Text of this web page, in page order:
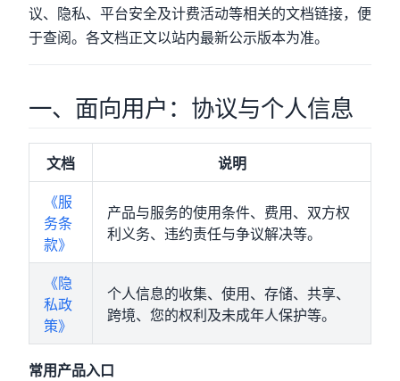
议、隐私、平台安全及计费活动等相关的文档链接，便
于查阅。各文档正文以站内最新公示版本为准。
一、面向用户：协议与个人信息
文档 说明
《服
务条
款》
产品与服务的使用条件、费用、双方权
利义务、违约责任与争议解决等。
《隐
私政
策》
个人信息的收集、使用、存储、共享、
跨境、您的权利及未成年人保护等。
常用产品入口